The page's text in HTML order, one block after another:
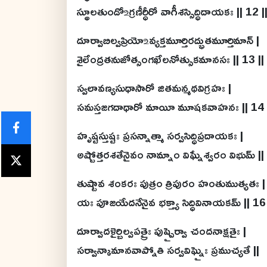
స్థూలతుండో ‌உగ్రణీర్ధీరో వాగీశస్సిద్ధిదాయకః || 12 ||
దూర్వాబిల్వప్రియో ‌உవ్యక్తమూర్తిరద్భుతమూర్తిమాన్ |
శైలేంద్రతనుజోత్సంగఖేలనోత్సుకమానసః || 13 ||
స్వలావణ్యసుధాసారో జితమన్మథవిగ్రహః |
సమస్తజగదాధారో మాయీ మూషకవాహనః || 14
హృష్టస్తుష్టః ప్రసన్నాత్మా సర్వసిద్ధిప్రదాయకః |
అష్టోత్తరశతేనైవం నామ్నాం విఘ్నేశ్వరం విభుమ్
తుష్టావ శంకరః పుత్రం త్రిపురం హంతుముత్యతః |
యః పూజయేదనేనైవ భక్త్యా సిద్ధివినాయకమ్ ||
దూర్వాదళైర్బిల్వపత్రైః పుష్పైర్వా చందనాక్షతైః |
సర్వాన్కామానవాప్నోతి సర్వవిఘ్నైః ప్రముచ్యతే ||